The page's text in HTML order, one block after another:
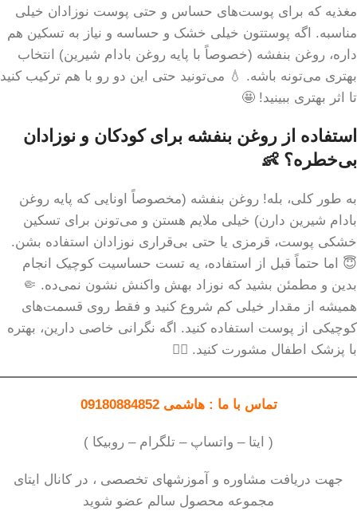
مغذیه که برای پوست‌های حساس و حتی پوست نوزادان خیلی
مناسبه. اگه پوستتون خیلی خشک و حساسه و نیاز به تسکین هم
داره، روغن بنفشه (خصوصاً با پایه روغن بادام شیرین) انتخاب
بهتری می‌تونه باشه. 💧 می‌تونید حتی این دو رو با هم ترکیب کنید
تا اثر بهتری ببینید! 🤩
استفاده از روغن بنفشه برای کودکان و نوزادان
بی‌خطره؟ 👶
به طور کلی، بله! روغن بنفشه (مخصوصاً اونایی که پایه روغن
بادام شیرین دارن) خیلی ملایم هستن و می‌تونن برای تسکین
خشکی پوست، قرمزی یا حتی بی‌قراری نوزادان استفاده بشن.
😇 اما حتماً قبل از استفاده، یه تست حساسیت کوچیک انجام
بدین و مطمئن بشید که نوزاد بهش واکنش نشون نمی‌ده. 🤏
همیشه از مقدار خیلی کم شروع کنید و فقط روی قسمت‌های
کوچیکی از پوست استفاده کنید. اگه نگرانی خاصی دارین، بهتره
با پزشک اطفال مشورت کنید. 👩‍⚕️
تماس با ما : هاشمی 09180884852
( ایتا – واتساپ – تلگرام – روبیکا )
جهت دریافت مشاوره و آموزشهای تخصصی ، در کانال ایتای
مجموعه محصول سالم عضو شوید